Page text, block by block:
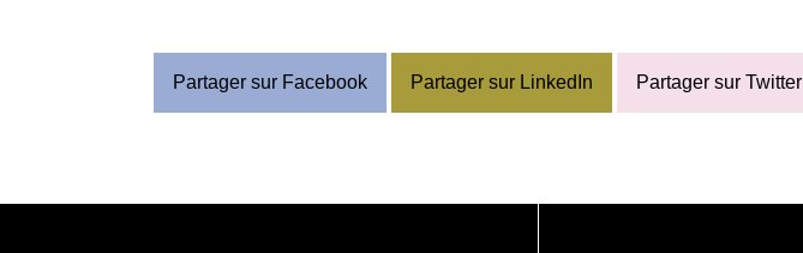
Partager sur Facebook Partager sur LinkedIn Partager sur Twitter